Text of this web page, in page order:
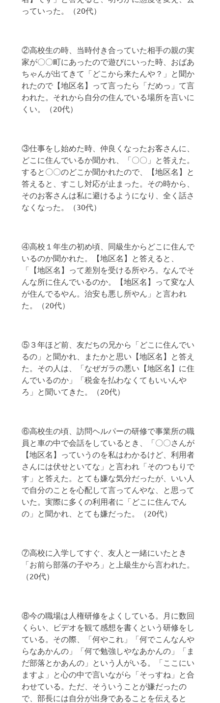
っていった。（20代）
②高校生の時、当時付き合っていた相手の親の実
家が〇〇町にあったので遊びにいった時、おばあ
ちゃんが出てきて「どこから来たんや？」と聞か
れたので【地区名】って言ったら「だめっ」て言
われた。それから自分の住んでいる場所を言いに
くい。（20代）
③仕事をし始めた時、仲良くなったお客さんに、
どこに住んでいるか聞かれ、「〇〇」と答えた。
すると〇〇のどこか聞かれたので、【地区名】と
答えると、すこし対応が止まった。その時から、
そのお客さんは私に避けるようになり、全く話さ
なくなった。（30代）
④高校１年生の初め頃、同級生からどこに住んで
いるのか聞かれた。【地区名】と答えると、
「【地区名】って差別を受ける所やろ。なんでそ
んな所に住んでいるのか。【地区名】って変な人
が住んでるやん。治安も悪し所やん」と言われ
た。（20代）
⑤３年ほど前、友だちの兄から「どこに住んでい
るの」と聞かれ、またかと思い【地区名】と答え
た。その人は、「なぜガラの悪い【地区名】に住
んでいるのか」「税金を払わなくてもいいんや
ろ」と聞いてきた。（20代）
⑥高校生の頃、訪問ヘルパーの研修で事業所の職
員と車の中で会話をしているとき、「〇〇さんが
【地区名】っていうのを私はわかるけど、利用者
さんには伏せといてな」と言われ「そのつもりで
す」と答えた。とても嫌な気分だったが、いい人
で自分のことを心配して言ってんやな、と思って
いた。実際に多くの利用者に「どこに住んでん
の」と聞かれ、とても嫌だった。（20代）
⑦高校に入学してすぐ、友人と一緒にいたとき
「お前ら部落の子やろ」と上級生から言われた。
（20代）
⑧今の職場は人権研修をよくしている。月に数回
くらい、ビデオを観て感想を書くという研修をし
ている。その際、「何やこれ」「何でこんなんや
らなあかんの」「何で勉強しやなあかんの」「ま
だ部落とかあんの」という人がいる。「ここにい
ますよ」と心の中で言いながら「そっすね」と合
わせている。ただ、そういうことが嫌だったの
で、部長には自分が出身であることを伝えると